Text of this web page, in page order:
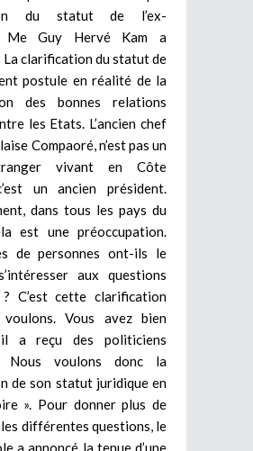
du statut de l’ex-
Me Guy Hervé Kam a
La clarification du statut de
postule en réalité de la
des bonnes relations
les Etats. L’ancien chef
Compaoré, n’est pas un
vivant en Côte
un ancien président.
dans tous les pays du
est une préoccupation.
de personnes ont-ils le
aux questions
C’est cette clarification
Vous avez bien
a reçu des politiciens
Nous voulons donc la
de son statut juridique en
». Pour donner plus de
différentes questions, le
a annoncé la tenue d’une